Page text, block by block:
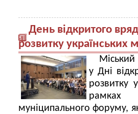
День відкритого
розвитку українських
у Дні
розвитку
рамках
муніципального форуму,